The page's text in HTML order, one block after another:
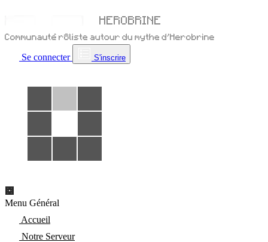
Se connecter S'inscrire
Menu Général
Accueil
Notre Serveur